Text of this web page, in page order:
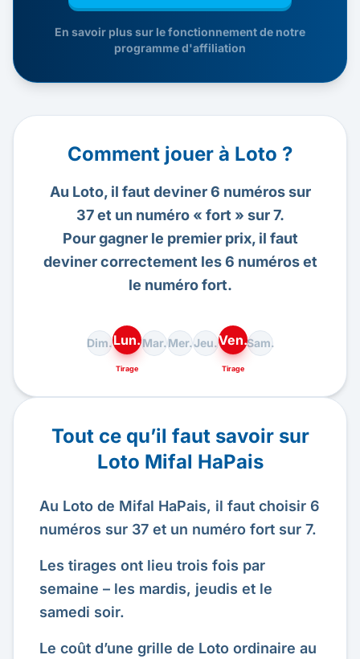
En savoir plus sur le fonctionnement de notre
programme d'affiliation
Comment jouer à Loto ?
Au Loto, il faut deviner 6 numéros sur
37 et un numéro « fort » sur 7.
Pour gagner le premier prix, il faut
deviner correctement les 6 numéros et
le numéro fort.
Dim.Lun.
Tirage
Mar.Mer.Jeu.Ven.
Tirage
Sam.
Tout ce qu’il faut savoir sur
Loto Mifal HaPais
Au Loto de Mifal HaPais, il faut choisir 6
numéros sur 37 et un numéro fort sur 7.
Les tirages ont lieu trois fois par
semaine – les mardis, jeudis et le
samedi soir.
Le coût d’une grille de Loto ordinaire au